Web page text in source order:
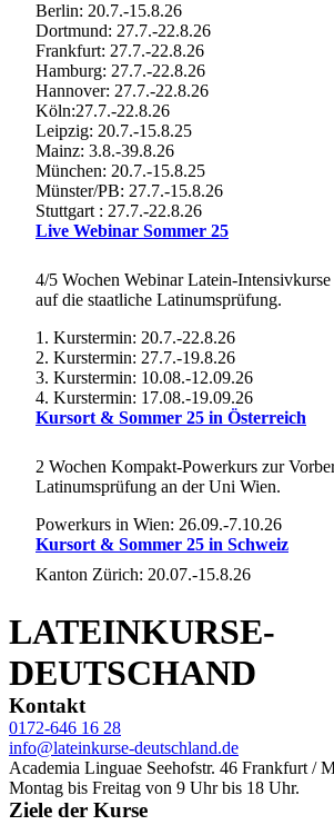
Berlin: 20.7.-15.8.26
Dortmund: 27.7.-22.8.26
Frankfurt: 27.7.-22.8.26
Hamburg: 27.7.-22.8.26
Hannover: 27.7.-22.8.26
Köln:27.7.-22.8.26
Leipzig: 20.7.-15.8.25
Mainz: 3.8.-39.8.26
München: 20.7.-15.8.25
Münster/PB: 27.7.-15.8.26
Stuttgart : 27.7.-22.8.26
Live Webinar Sommer 25
4/5 Wochen Webinar Latein-
auf die staatliche Latinumsprüfung.
1. Kurstermin: 20.7.-22.8.26
2. Kurstermin: 27.7.-19.8.26
3. Kurstermin: 10.08.-12.09.26
4. Kurstermin: 17.08.-19.09.26
Kursort & Sommer 25 in Österreich
2 Wochen Kompakt-Powerkurs zur
Latinumsprüfung an der Uni Wien.
Powerkurs in Wien: 26.09.-7.10.26
Kursort & Sommer 25 in Schweiz
Kanton Zürich: 20.07.-15.8.26
LATEINKURSE-
DEUTSCHAND
Kontakt
0172-646 16 28
info@lateinkurse-deutschland.de
Academia Linguae Seehofstr. 46 Frankfurt /
Montag bis Freitag von 9 Uhr bis 18 Uhr.
Ziele der Kurse